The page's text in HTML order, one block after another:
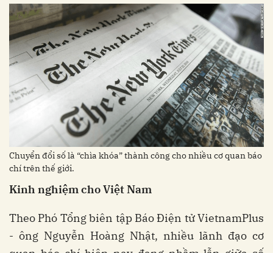
Chuyển đổi số là “chìa khóa” thành công cho nhiều cơ quan báo
chí trên thế giới.
Kinh nghiệm cho Việt Nam
Theo Phó Tổng biên tập Báo Điện tử VietnamPlus
- ông Nguyễn Hoàng Nhật, nhiều lãnh đạo cơ